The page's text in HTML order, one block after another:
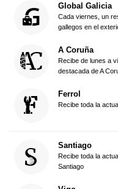
Global Galicia
Cada viernes, un
gallegos en el
A Coruña
Recibe de lunes a
destacada de A
Ferrol
Recibe toda la
Santiago
Recibe toda la
Santiago